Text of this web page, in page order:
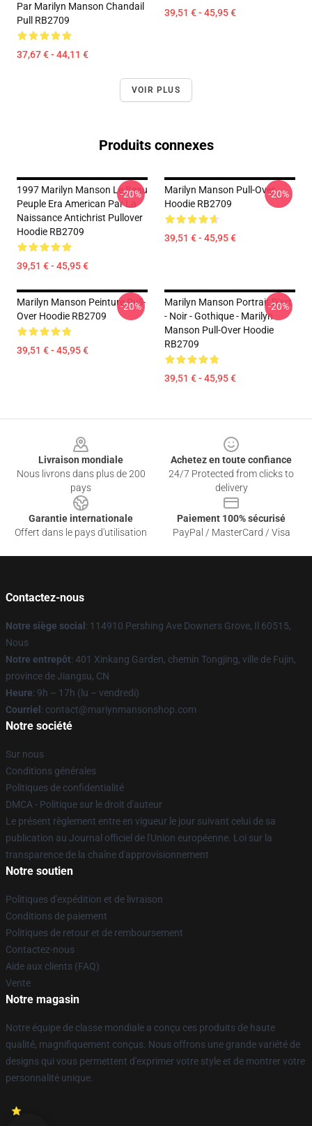
Par Marilyn Manson Chandail
Pull RB2709
37,67 € - 44,11 €
39,51 € - 45,95 €
VOIR PLUS
Produits connexes
1997 Marilyn Manson Le Beau
Peuple Era American Par La
Naissance Antichrist Pullover
Hoodie RB2709
39,51 € - 45,95 €
-20%
Marilyn Manson Pull-Over
Hoodie RB2709
39,51 € - 45,95 €
-20%
Marilyn Manson Peinture Pull-
Over Hoodie RB2709
39,51 € - 45,95 €
-20%
Marilyn Manson Portrait D'art
- Noir - Gothique - Marilyn
Manson Pull-Over Hoodie
RB2709
39,51 € - 45,95 €
-20%
Livraison mondiale
Nous livrons dans plus de 200
pays
Achetez en toute confiance
24/7 Protected from clicks to
delivery
Garantie internationale
Offert dans le pays d'utilisation
Paiement 100% sécurisé
PayPal / MasterCard / Visa
Contactez-nous
Notre siège social : 114910 Pershing Ave Downers Grove, Il 60515,
Nous
Notre entrepôt: 401 Xinkang Garden, chemin Tongjing, ville de Fujin,
province de Jiangsu, CN
Heure: 9h – 17h (lu – vendredi)
Courriel : contact@mariynmansonshop.com
Notre société
Sur nous
Conditions générales
Politiques de confidentialité
DMCA - Politique sur le droit d'auteur
Le présent règlement entre en vigueur le jour suivant celui de sa
publication au Journal officiel de l'Union européenne. Loi sur la
transparence de la chaîne d'approvisionnement
Notre soutien
Politiques d'expédition et de livraison
Conditions de paiement
Politiques de retour et de remboursement
Contactez-nous
Aide aux clients (FAQ)
Vente
Notre magasin
Notre équipe de classe mondiale a conçu ces produits de haute
qualité, magnifiquement conçus. Nous offrons une grande variété de
designs qui vous permettent d'exprimer votre style et de montrer votre
personnalité unique.